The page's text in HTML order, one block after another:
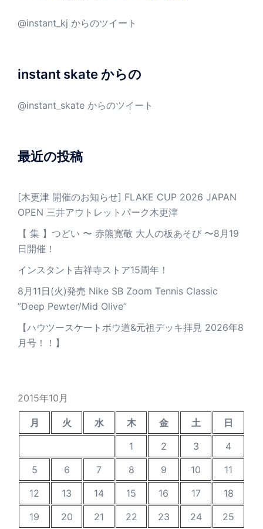
@instant_kj からのツイート
instant skate からの
@instant_skate からのツイート
最近の投稿
[木更津 開催のお知らせ] FLAKE CUP 2026 JAPAN
OPEN 三井アウトレットパーク木更津
【 集 】つどい 〜 赤熊寛敬 大人の板あそび 〜8月19
日開催！
インスタント吉祥寺ストア15周年！
8月11日(火)発売 Nike SB Zoom Tennis Classic
”Deep Pewter/Mid Olive”
【ハウツースケートボウ道&元祖デッキ拝見 2026年8
月号！！】
2015年10月
月 火 水 木 金 土
日
1
2 3
4
5
6 7 8 9 10
11
12
13 14 15 16 17
18
19
20 21 22 23 24
25